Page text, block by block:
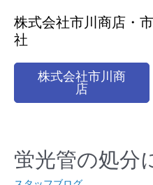
株式会社市川商店・
社
株式会社市川商
店
蛍光管の処分